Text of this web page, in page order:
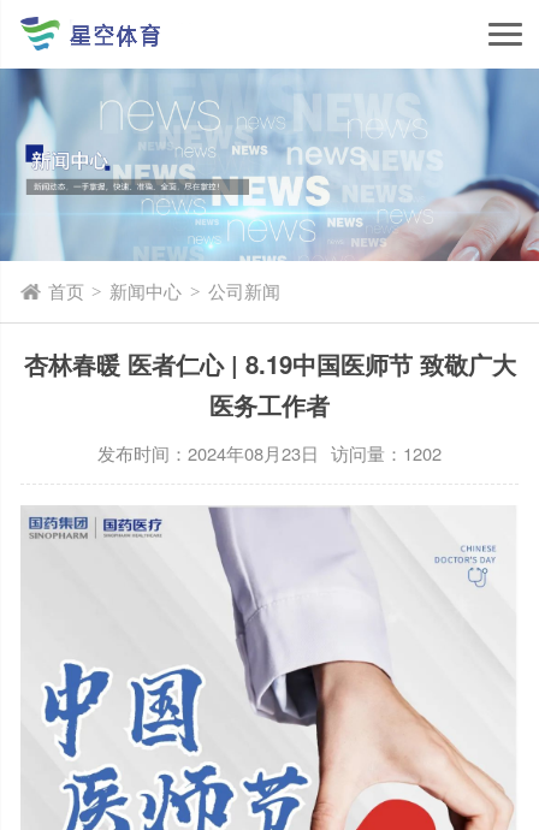
首页 > 新闻中心 > 公司新闻
杏林春暖 医者仁心 | 8.19中国医师节 致敬广大
医务工作者
发布时间：2024年08月23日 访问量：1202